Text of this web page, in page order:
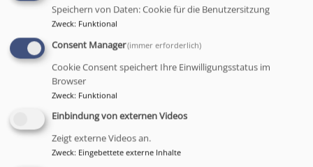
Ansprechperson für den Dekanatsbezirk
über folgende Kanäle kontaktieren:
E-Mail:
Tel.: 0170 - 90 38 789
Speichern von Daten: Cookie für die Benutzersitzung
Zweck: Funktional
Consent Manager(immer erforderlich)
Cookie Consent speichert Ihre Einwilligungsstatus im
Browser
Zweck: Funktional
Einbindung von externen Videos
Zeigt externe Videos an.
Zweck: Eingebettete externe Inhalte